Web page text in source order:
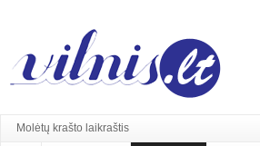
Molėtų krašto laikraštis